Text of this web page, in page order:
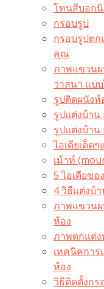
โทนสีบอก
กรอบรูป
กรอบรูปตก
คุณ
ภาพแขวนผ
วาสนา แบ
รูปติดผนังห้
รูปแต่งบ้าน
รูปแต่งบ้าน
ไอเดียเด็ด
เม้าท์
5 ไอเดียข
4 วิธีแต่งบ้
ภาพแขวนผ
ห้อง
ภาพตกแต่ง
เทคนิคการ
ห้อง
วิธีติดตั้งก